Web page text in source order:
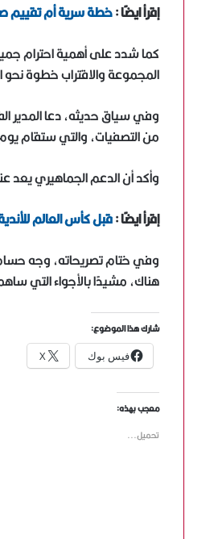
إقرأ ايضًا :خطة سرية أم تقييم
كما شدد على أهمية احترام
المجموعة والاقتراب خطوة نحو
وفي سياق حديثه، دعا المدير
من التصفيات، والتي ستقام يوم الثلاثاء 25 مارس 2025 على استاد
وأكد أن الدعم الجماهيري يعد
إقرأ ايضًا :قبل كأس العالم
وفي ختام تصريحاته، وجه
هناك، مشيدًا بالأجواء التي
شارك هذا الموضوع:
فيس بوك X
معجب بهذه:
تحميل...